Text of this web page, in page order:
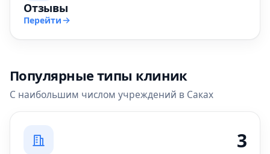
Отзывы
Перейти
Популярные типы клиник
С наибольшим числом учреждений в Саках
3